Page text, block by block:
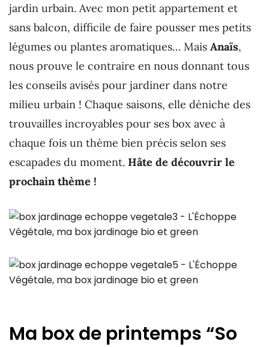
jardin urbain. Avec mon petit appartement et
sans balcon, difficile de faire pousser mes petits
légumes ou plantes aromatiques… Mais Anaïs,
nous prouve le contraire en nous donnant tous
les conseils avisés pour jardiner dans notre
milieu urbain ! Chaque saisons, elle déniche des
trouvailles incroyables pour ses box avec à
chaque fois un thème bien précis selon ses
escapades du moment. Hâte de découvrir le
prochain thème !
Ma box de printemps “So